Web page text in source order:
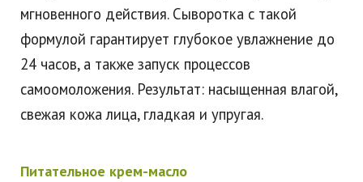
мгновенного действия. Сыворотка с такой
формулой гарантирует глубокое увлажнение до
24 часов, а также запуск процессов
самоомоложения. Результат: насыщенная влагой,
свежая кожа лица, гладкая и упругая.
Питательное крем-масло